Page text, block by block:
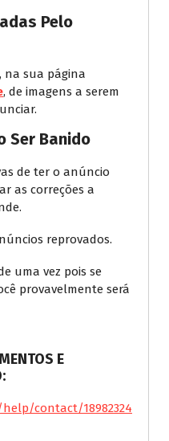
Pelo
na sua página
, de imagens a serem
Ser Banido
de ter o anúncio
as correções a
reprovados.
uma vez pois se
provavelmente será
E
contact/18982324